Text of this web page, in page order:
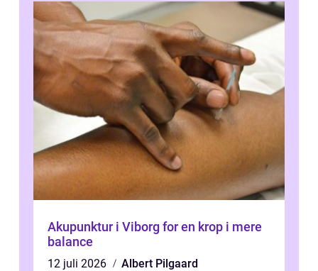
Akupunktur i Viborg for en krop i mere
balance
12 juli 2026
Albert Pilgaard